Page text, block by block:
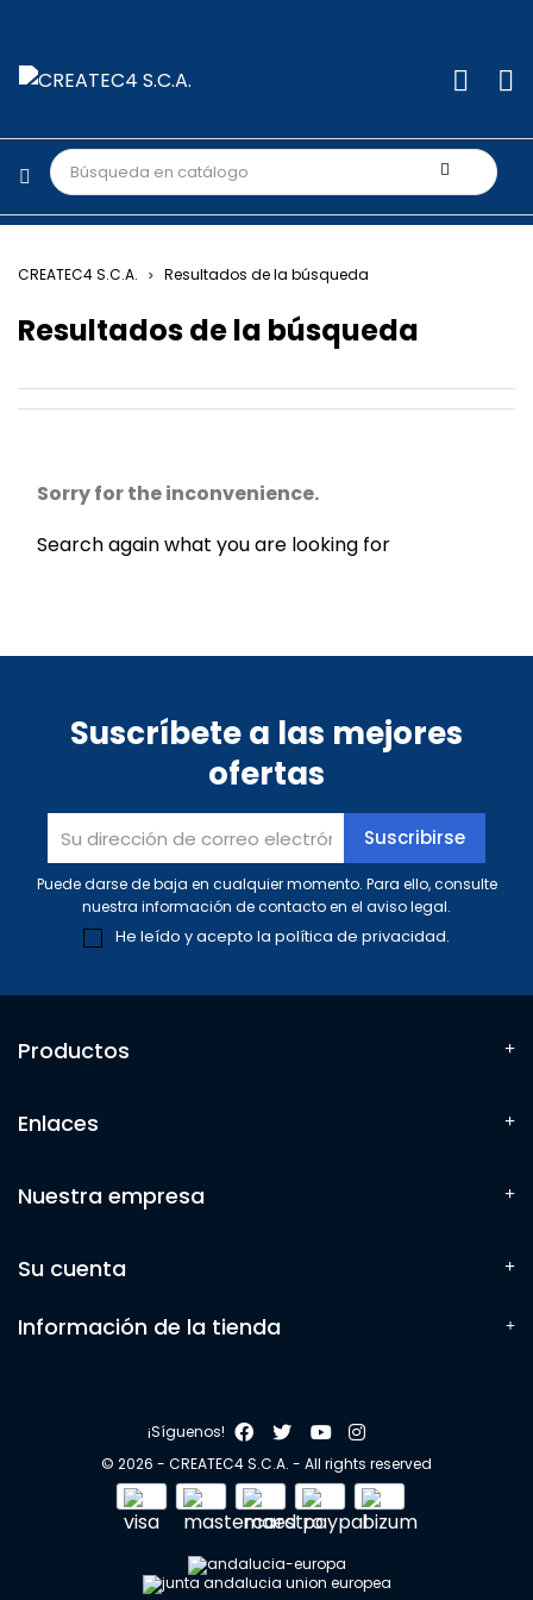
CREATEC4 S.C.A. Resultados de la búsqueda
Resultados de la búsqueda
Sorry for the inconvenience.
Search again what you are looking for
Suscríbete a las mejores
ofertas
Puede darse de baja en cualquier momento. Para ello, consulte
nuestra información de contacto en el aviso legal.
He leído y acepto la política de privacidad.
Productos
Enlaces
Nuestra empresa
Su cuenta
Información de la tienda
© 2026 - CREATEC4 S.C.A. - All rights reserved
¡Síguenos!